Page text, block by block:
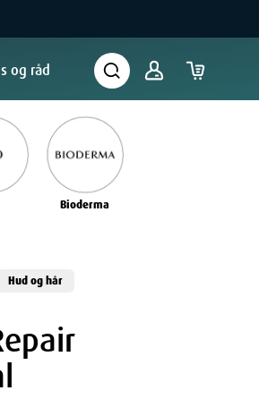
og råd
Bioderma
Hud og hår